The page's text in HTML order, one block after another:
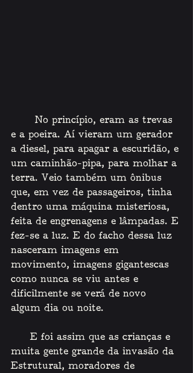
No princípio, eram as trevas
e a poeira. Aí vieram um gerador
a diesel, para apagar a escuridão, e
um caminhão-pipa, para molhar a
terra. Veio também um ônibus
que, em vez de passageiros, tinha
dentro uma máquina misteriosa,
feita de engrenagens e lâmpadas. E
fez-se a luz. E do facho dessa luz
nasceram imagens em
movimento, imagens gigantescas
como nunca se viu antes e
dificilmente se verá de novo
algum dia ou noite.
E foi assim que as crianças e
muita gente grande da invasão da
Estrutural, moradores de